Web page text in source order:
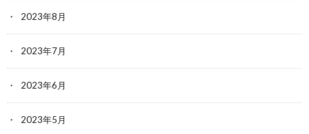
2023年8月
2023年7月
2023年6月
2023年5月